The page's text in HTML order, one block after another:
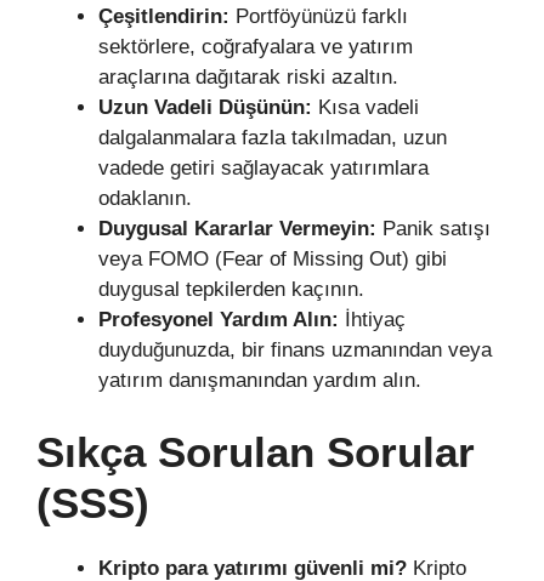
Çeşitlendirin: Portföyünüzü farklı
sektörlere, coğrafyalara ve yatırım
araçlarına dağıtarak riski azaltın.
Uzun Vadeli Düşünün: Kısa vadeli
dalgalanmalara fazla takılmadan, uzun
vadede getiri sağlayacak yatırımlara
odaklanın.
Duygusal Kararlar Vermeyin: Panik satışı
veya FOMO (Fear of Missing Out) gibi
duygusal tepkilerden kaçının.
Profesyonel Yardım Alın:
İhtiyaç
duyduğunuzda, bir finans uzmanından veya
yatırım danışmanından yardım alın.
Sıkça Sorulan Sorular
(SSS)
Kripto para yatırımı güvenli mi? Kripto